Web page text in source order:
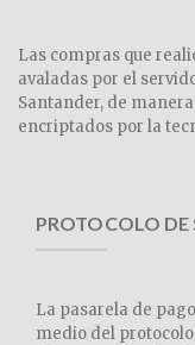
Las compras que
avaladas por el
Santander, de
encriptados por la
PROTOCOLO DE
La pasarela de
medio del protocolo